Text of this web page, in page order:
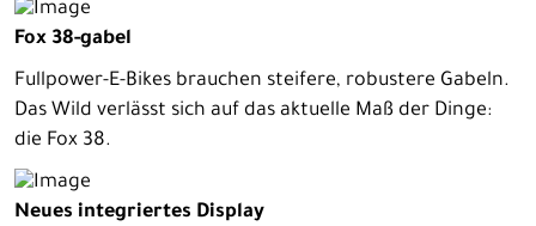
Fox 38-gabel
Fullpower-E-Bikes brauchen steifere, robustere Gabeln.
Das Wild verlässt sich auf das aktuelle Maß der Dinge:
die Fox 38.
Neues integriertes Display